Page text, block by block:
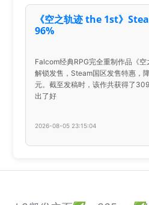
《空之轨迹 the 1st》
96%
Falcom经典RPG完全重制作品《
解锁发售，Steam国区发售特惠，
元。截至发稿时，该作共获得了
出了好
2026-08-05 23:15:04